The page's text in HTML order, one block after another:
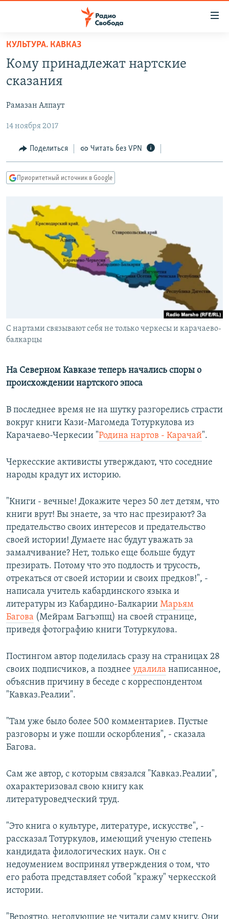
упрощенного
доступа
основному
Вернутся
главной
навигации
Вернутся
ПОДКАСТЫ
ЦИТАТЫ СВОБОДЫ
МНЕНИЯ
КУЛЬТУРА
IDEL.РЕАЛИИ
КАВКАЗ.РЕАЛИИ
СЕВЕР.РЕАЛИИ
СИБИРЬ.РЕАЛИИ
РАСПИСАНИЕ ВЕЩАНИЯ
ПОДПИШИТЕСЬ НА РАССЫЛКУ
КУЛЬТУРА. КАВКАЗ
Кому принадлежат нартские
сказания
Рамазан Алпаут
14 ноября 2017
Поделиться Читать без VPN
Приоритетный источник в Google
С нартами связывают себя не только черкесы и карачаево-
балкарцы
На Северном Кавказе теперь начались споры о
происхождении нартского эпоса
В последнее время не на шутку разгорелись страсти
вокруг книги Кази-Магомеда Тотуркулова из
Карачаево-Черкесии "Родина нартов - Карачай".
Черкесские активисты утверждают, что соседние
народы крадут их историю.
"Книги - вечные! Докажите через 50 лет детям, что
книги врут! Вы знаете, за что нас презирают? За
предательство своих интересов и предательство
своей истории! Думаете нас будут уважать за
замалчивание? Нет, только еще больше будут
презирать. Потому что это подлость и трусость,
отрекаться от своей истории и своих предков!", -
написала учитель кабардинского языка и
литературы из Кабардино-Балкарии Марьям
Багова (Мейрам Багъэпщ) на своей странице,
приведя фотографию книги Тотуркулова.
Постингом автор поделилась сразу на страницах 28
своих подписчиков, а позднее удалила написанное,
объяснив причину в беседе с корреспондентом
"Кавказ.Реалии".
"Там уже было более 500 комментариев. Пустые
разговоры и уже пошли оскорбления", - сказала
Багова.
Сам же автор, с которым связался "Кавказ.Реалии",
охарактеризовал свою книгу как
литературоведческий труд.
"Это книга о культуре, литературе, искусстве", -
рассказал Тотуркулов, имеющий ученую степень
кандидата филологических наук. Он с
недоумением воспринял утверждения о том, что
его работа представляет собой "кражу" черкесской
истории.